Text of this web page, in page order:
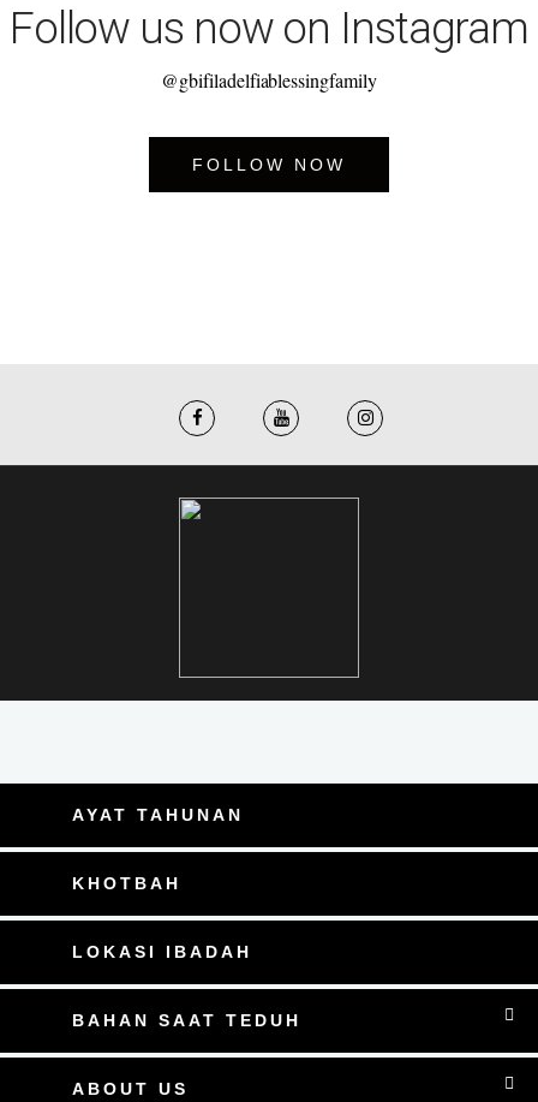
Follow us now on Instagram
@gbifiladelfiablessingfamily
FOLLOW NOW
AYAT TAHUNAN
KHOTBAH
LOKASI IBADAH
BAHAN SAAT TEDUH
ABOUT US